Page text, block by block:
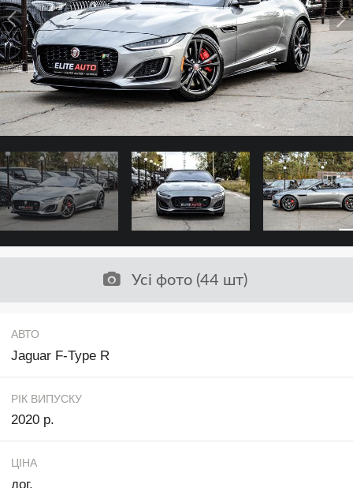
Усі фото (44 шт)
АВТО
Jaguar F-Type R
РІК ВИПУСКУ
2020 р.
ЦІНА
дог.